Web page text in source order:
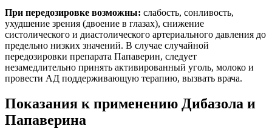
При передозировке возможны: слабость, сонливость,
ухудшение зрения (двоение в глазах), снижение
систолического и диастолического артериального давления до
предельно низких значений. В случае случайной
передозировки препарата Папаверин, следует
незамедлительно принять активированный уголь, молоко и
провести АД поддерживающую терапию, вызвать врача.
Показания к применению Дибазола и
Папаверина